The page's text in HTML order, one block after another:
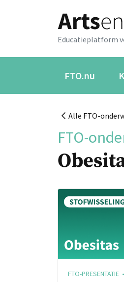
Educatieplatform
FTO.nu
Alle FTO-
FTO-
FTO-PRESENTATIE